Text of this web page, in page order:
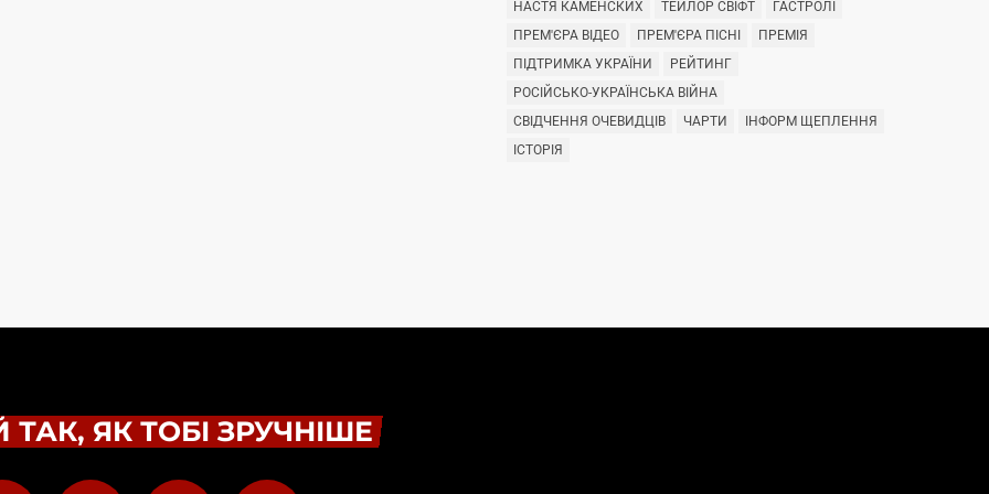
НАСТЯ КАМЕНСКИХ
ТЕЙЛОР СВІФТ
ГАСТРОЛІ
ПРЕМ'ЄРА ВІДЕО
ПРЕМ'ЄРА ПІСНІ
ПРЕМІЯ
ПІДТРИМКА УКРАЇНИ
РЕЙТИНГ
РОСІЙСЬКО-УКРАЇНСЬКА ВІЙНА
СВІДЧЕННЯ ОЧЕВИДЦІВ
ЧАРТИ
ІНФОРМ ЩЕПЛЕННЯ
ІСТОРІЯ
ТАК, ЯК ТОБІ ЗРУЧНІШЕ